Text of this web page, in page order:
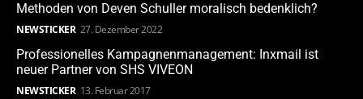
Methoden von Deven Schuller moralisch bedenklich?
NEWSTICKER 27. Dezember 2022
Professionelles Kampagnenmanagement: Inxmail ist
neuer Partner von SHS VIVEON
NEWSTICKER 13. Februar 2017